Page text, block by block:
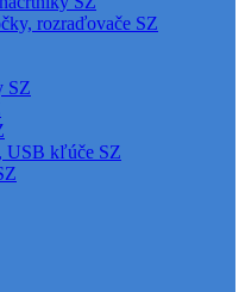
rozraďovače SZ
SZ
USB kľúče SZ